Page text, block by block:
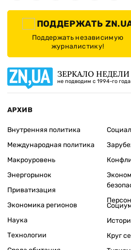
ПОДДЕРЖАТЬ
Поддержать независимую
журналистику!
ЗЕРКАЛО НЕДЕЛИ
не подводим с 1994-го года
АРХИВ
Внутренняя политика
Международная политика
Макроуровень
Энергорынок
Приватизация
Экономика регионов
Наука
Технологии
Круг